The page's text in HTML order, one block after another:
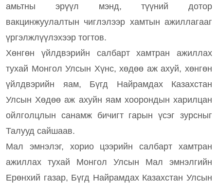
амьтны эрүүл мэнд, түүний дотор
вакцинжуулалтын чиглэлээр хамтын ажиллагааг
үргэлжлүүлэхээр тогтов.
Хөнгөн үйлдвэрийн салбарт хамтран ажиллах
тухай Монгол Улсын Хүнс, хөдөө аж ахуй, хөнгөн
үйлдвэрийн яам, Бүгд Найрамдах Казахстан
Улсын Хөдөө аж ахуйн яам хоорондын харилцан
ойлголцлын санамж бичигт гарын үсэг зурсныг
Талууд сайшаав.
Мал эмнэлэг, хорио цээрийн салбарт хамтран
ажиллах тухай Монгол Улсын Мал эмнэлгийн
Ерөнхий газар, Бүгд Найрамдах Казахстан Улсын